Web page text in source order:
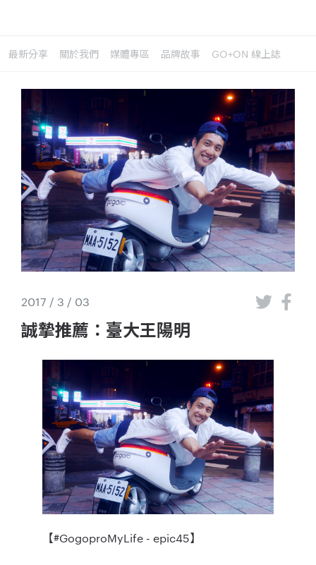
最新分享 關於我們 媒體專區 品牌故事 GO+ON 線上誌
2017 / 3 / 03
誠摯推薦：臺大王陽明
【#GogoproMyLife - epic45】